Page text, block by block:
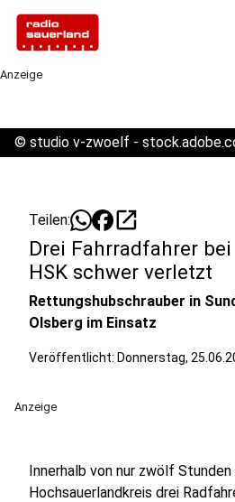
Anzeige
© studio v-zwoelf -
Teilen: open_in_new
Drei Fahrradfahrer
HSK schwer verletzt
Rettungshubschrauber in
Olsberg im Einsatz
Veröffentlicht: Donnerstag,
Anzeige
Innerhalb von nur zwölf Stunden
Hochsauerlandkreis drei